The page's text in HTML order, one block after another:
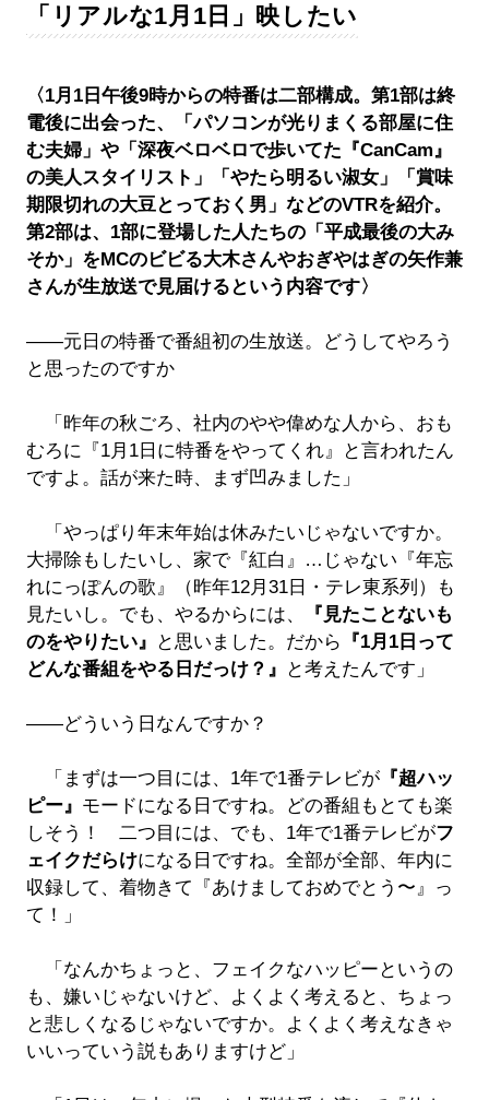
「リアルな1月1日」映したい
〈1月1日午後9時からの特番は二部構成。第1部は終
電後に出会った、「パソコンが光りまくる部屋に住
む夫婦」や「深夜ベロベロで歩いてた『CanCam』
の美人スタイリスト」「やたら明るい淑女」「賞味
期限切れの大豆とっておく男」などのVTRを紹介。
第2部は、1部に登場した人たちの「平成最後の大み
そか」をMCのビビる大木さんやおぎやはぎの矢作兼
さんが生放送で見届けるという内容です〉
――元日の特番で番組初の生放送。どうしてやろう
と思ったのですか
「昨年の秋ごろ、社内のやや偉めな人から、おも
むろに『1月1日に特番をやってくれ』と言われたん
ですよ。話が来た時、まず凹みました」
「やっぱり年末年始は休みたいじゃないですか。
大掃除もしたいし、家で『紅白』…じゃない『年忘
れにっぽんの歌』（昨年12月31日・テレ東系列）も
見たいし。でも、やるからには、
『見たことないも
のをやりたい』
と思いました。だから 『1月1日って
どんな番組をやる日だっけ？』
と考えたんです」
――どういう日なんですか？
「まずは一つ目には、1年で1番テレビが『超ハッ
ピー』 モードになる日ですね。どの番組もとても楽
しそう！ 二つ目には、でも、1年で1番テレビがフ
ェイクだらけになる日ですね。全部が全部、年内に
収録して、着物きて『あけましておめでとう〜』っ
て！」
「なんかちょっと、フェイクなハッピーというの
も、嫌いじゃないけど、よくよく考えると、ちょっ
と悲しくなるじゃないですか。よくよく考えなきゃ
いいっていう説もありますけど」